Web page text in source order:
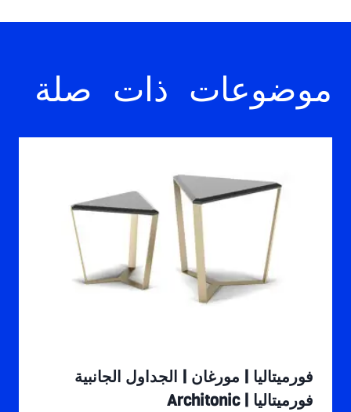
موضوعات ذات صلة
فورميتاليا | مورغان | الجداول الجانبية
فورميتاليا | Architonic